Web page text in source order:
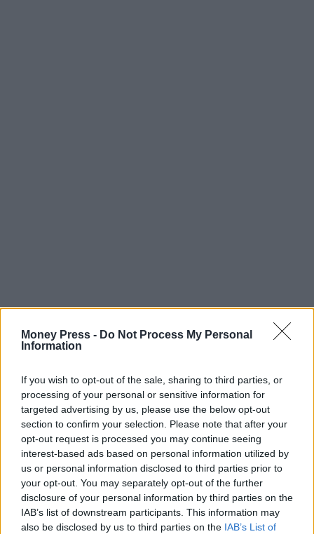
Money Press - Do Not Process My Personal
Information
If you wish to opt-out of the sale, sharing to third parties, or
processing of your personal or sensitive information for
targeted advertising by us, please use the below opt-out
section to confirm your selection. Please note that after your
opt-out request is processed you may continue seeing
interest-based ads based on personal information utilized by
us or personal information disclosed to third parties prior to
your opt-out. You may separately opt-out of the further
disclosure of your personal information by third parties on the
IAB’s list of downstream participants. This information may
also be disclosed by us to third parties on the IAB’s List of